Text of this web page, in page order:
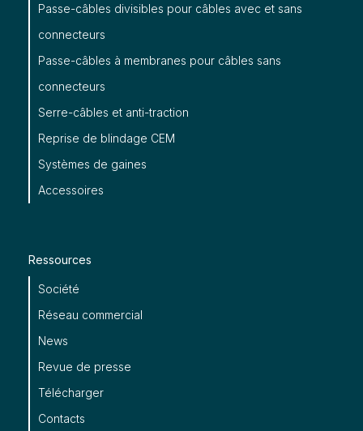
Passe-câbles divisibles pour câbles avec et sans
connecteurs
Passe-câbles à membranes pour câbles sans
connecteurs
Serre-câbles et anti-traction
Reprise de blindage CEM
Systèmes de gaines
Accessoires
Ressources
Société
Réseau commercial
News
Revue de presse
Télécharger
Contacts